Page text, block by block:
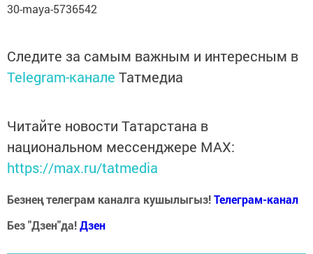
30-maya-5736542
Следите за самым важным и интересным в
Telegram-канале Татмедиа
Читайте новости Татарстана в
национальном мессенджере MАХ:
https://max.ru/tatmedia
Безнең телеграм каналга кушылыгыз!Телеграм-канал
Без "Дзен"да!Дзен